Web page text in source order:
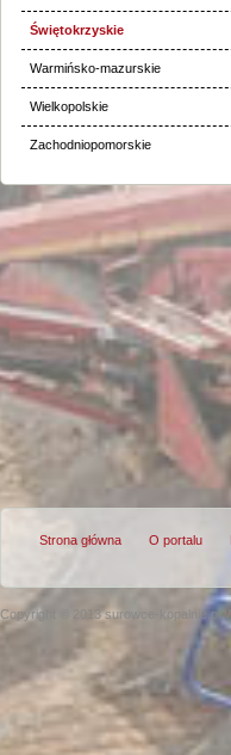
Świętokrzyskie
Warmińsko-mazurskie
Wielkopolskie
Zachodniopomorskie
Strona główna O portalu
Copyright © 2013 surowce-kopalnie.pl